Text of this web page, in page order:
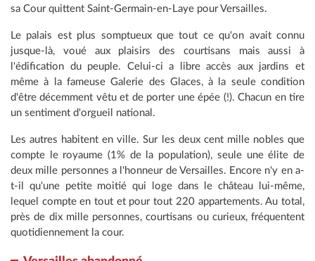
sa Cour quittent Saint-Germain-en-Laye pour Versailles.
Le palais est plus somptueux que tout ce qu'on avait connu
jusque-là, voué aux plaisirs des courtisans mais aussi à
l'édification du peuple. Celui-ci a libre accès aux jardins et
même à la fameuse Galerie des Glaces, à la seule condition
d'être décemment vêtu et de porter une épée (!). Chacun en tire
un sentiment d'orgueil national.
Les autres habitent en ville. Sur les deux cent mille nobles que
compte le royaume (1% de la population), seule une élite de
deux mille personnes a l'honneur de Versailles. Encore n'y en a-
t-il qu'une petite moitié qui loge dans le château lui-même,
lequel compte en tout et pour tout 220 appartements. Au total,
près de dix mille personnes, courtisans ou curieux, fréquentent
quotidiennement la cour.